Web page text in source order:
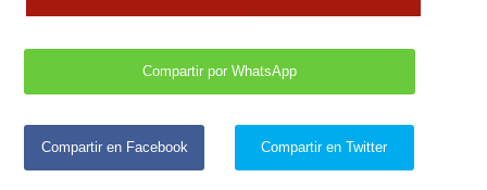
Compartir por WhatsApp
Compartir en Facebook Compartir en Twitter